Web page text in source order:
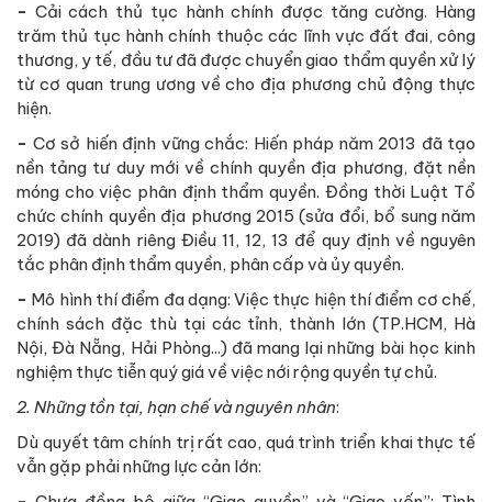
- Cải cách thủ tục hành chính được tăng cường. Hàng
trăm thủ tục hành chính thuộc các lĩnh vực đất đai, công
thương, y tế, đầu tư đã được chuyển giao thẩm quyền xử lý
từ cơ quan trung ương về cho địa phương chủ động thực
hiện.
- Cơ sở hiến định vững chắc: Hiến pháp năm 2013 đã tạo
nền tảng tư duy mới về chính quyền địa phương, đặt nền
móng cho việc phân định thẩm quyền. Đồng thời Luật Tổ
chức chính quyền địa phương 2015 (sửa đổi, bổ sung năm
2019) đã dành riêng Điều 11, 12, 13 để quy định về nguyên
tắc phân định thẩm quyền, phân cấp và ủy quyền.
- Mô hình thí điểm đa dạng: Việc thực hiện thí điểm cơ chế,
chính sách đặc thù tại các tỉnh, thành lớn (TP.HCM, Hà
Nội, Đà Nẵng, Hải Phòng...) đã mang lại những bài học kinh
nghiệm thực tiễn quý giá về việc nới rộng quyền tự chủ.
2. Những tồn tại, hạn chế và nguyên nhân:
Dù quyết tâm chính trị rất cao, quá trình triển khai thực tế
vẫn gặp phải những lực cản lớn: